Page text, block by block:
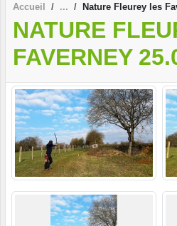
Accueil Nature Fleurey les
NATURE
FAVERNEY